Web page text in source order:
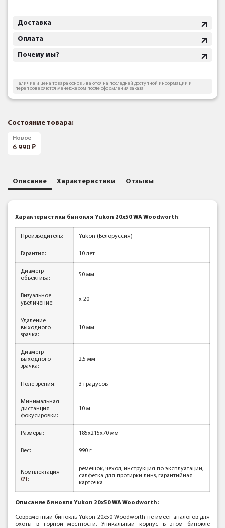
Доставка
Оплата
Почему мы?
Наличие и цена товара основываются на последней доступной информации и
перепроверяются менеджером после оформления заказа
Состояние товара:
Новое
6 990
Описание Характеристики Отзывы
Характеристики бинокля Yukon 20x50 WA Woodworth:
Производитель: Yukon (Белоруссия)
Гарантия: 10 лет
Диаметр
объектива:
50 мм
Визуальное
увеличение:
x 20
Удаление
выходного
зрачка:
10 мм
Диаметр
выходного
зрачка:
2,5 мм
Поле зрения: 3 градусов
Минимальная
дистанция
фокусировки:
10 м
Размеры: 185x215x70 мм
Вес: 990 г
Комплектация
(?):
ремешок, чехол, инструкция по эксплуатации,
салфетка для протирки линз, гарантийная
карточка
Описание бинокля Yukon 20x50 WA Woodworth:
Современный бинокль Yukon 20x50 Woodworth не имеет аналогов для
охоты в горной местности. Уникальный корпус в этом бинокле